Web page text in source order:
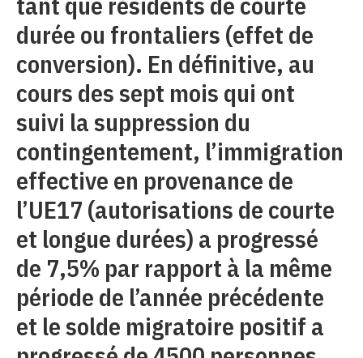
durée ou frontaliers (effet de
conversion). En définitive, au
cours des sept mois qui ont
suivi la suppression du
contingentement, l’immigration
effective en provenance de
l’UE17 (autorisations de courte
et longue durées) a progressé
de 7,5% par rapport à la même
période de l’année précédente
et le solde migratoire positif a